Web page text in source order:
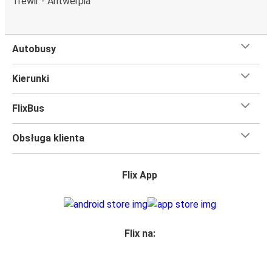
trasie Trewir - Würzburg
Podróż na trasie Trewir - Würzburg na pokładzie FlixBusa
oznacza wygodną podróż w wielkim stylu, z
jedną sztuka bagażu
podręcznego i jedną sztukę bagażu głównego
martwić, że nie wystarczy Ci miejsca w bagażu.
miejsce siedzącew naszych autobusachale jeśli chcesz
zakupu biletu. Do wyboru maszmiejsce klasyczne,
Autobusy
Kierunki
FlixBus
Obsługa klienta
Flix App
Flix na: